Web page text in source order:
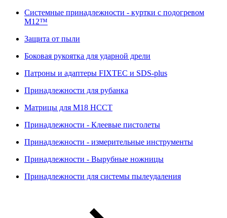
Системные принадлежности - куртки с подогревом
M12™
Защита от пыли
Боковая рукоятка для ударной дрели
Патроны и адаптеры FIXTEC и SDS-plus
Принадлежности для рубанка
Матрицы для M18 HCCT
Принадлежности - Клеевые пистолеты
Принадлежности - измерительные инструменты
Принадлежности - Вырубные ножницы
Принадлежности для системы пылеудаления